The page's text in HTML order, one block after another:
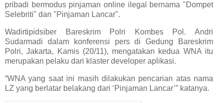
pribadi bermodus pinjaman online ilegal bernama "Dompet
Selebriti" dan "Pinjaman Lancar".
Wadirtipidsiber Bareskrim Polri Kombes Pol. Andri
Sudarmadi dalam konferensi pers di Gedung Bareskrim
Polri, Jakarta, Kamis (20/11), mengatakan kedua WNA itu
merupakan pelaku dari klaster developer aplikasi.
“WNA yang saat ini masih dilakukan pencarian atas nama
LZ yang berlatar belakang dari ‘Pinjaman Lancar’” katanya.